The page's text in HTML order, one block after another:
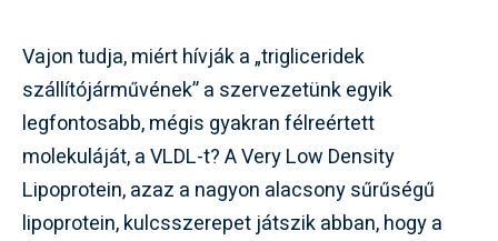
Vajon tudja, miért hívják a „trigliceridek
szállítójárművének” a szervezetünk egyik
legfontosabb, mégis gyakran félreértett
molekuláját, a VLDL-t? A Very Low Density
Lipoprotein, azaz a nagyon alacsony sűrűségű
lipoprotein, kulcsszerepet játszik abban, hogy a